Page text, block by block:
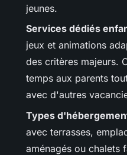
jeunes.
Services dédiés
jeux et animations
des critères majeurs.
temps aux parents
avec d'autres
Types
avec terrasses,
aménagés ou chalets